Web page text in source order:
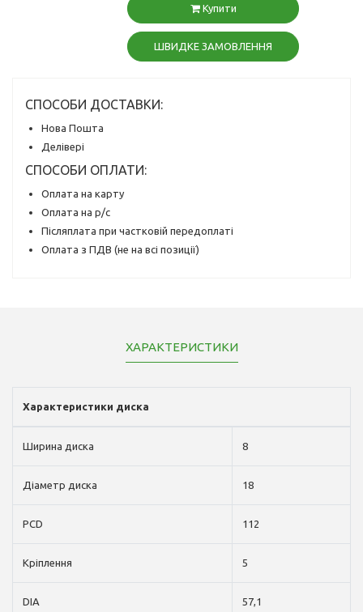
Купити
ШВИДКЕ ЗАМОВЛЕННЯ
СПОСОБИ ДОСТАВКИ:
Нова Пошта
Делівері
СПОСОБИ ОПЛАТИ:
Оплата на карту
Оплата на р/с
Післяплата при частковій передоплаті
Оплата з ПДВ (не на всі позиції)
ХАРАКТЕРИСТИКИ
Характеристики диска
Ширина диска 8
Діаметр диска 18
PCD 112
Кріплення 5
DIA 57,1